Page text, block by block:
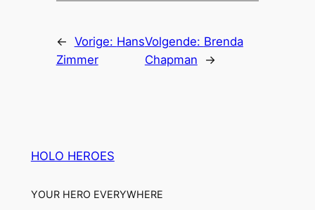
← Vorige: Hans
Zimmer
Volgende: Brenda
Chapman
→
HOLO HEROES
YOUR HERO EVERYWHERE